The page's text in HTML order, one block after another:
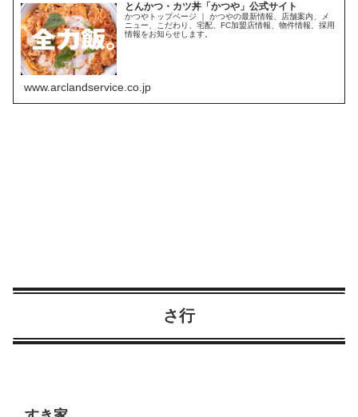
とんかつ・カツ丼「かつや」公式サイト
かつやトップページ ｜ かつやの最新情報、店舗案内、メ
ニュー、こだわり、宅配、FC加盟店情報、物件情報、採用
情報をお知らせします。
www.arclandservice.co.jp
さ行